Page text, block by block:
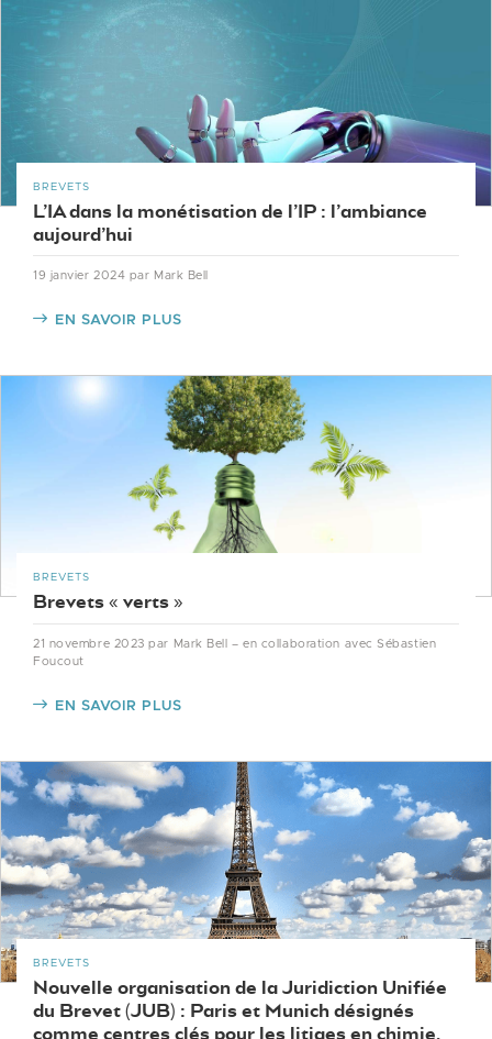
BREVETS
L’IA dans la monétisation de l’IP : l’ambiance
aujourd’hui
19 janvier 2024 par Mark Bell
EN SAVOIR PLUS
BREVETS
Brevets « verts »
21 novembre 2023 par Mark Bell – en collaboration avec Sébastien
Foucout
EN SAVOIR PLUS
BREVETS
Nouvelle organisation de la Juridiction Unifiée
du Brevet (JUB) : Paris et Munich désignés
comme centres clés pour les litiges en chimie,